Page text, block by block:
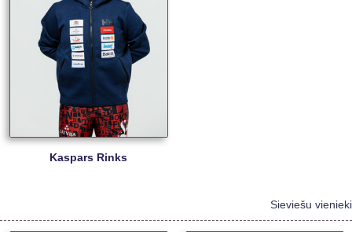
Kaspars Rinks
Sieviešu vienieki